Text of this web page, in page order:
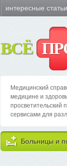
интересные статьи
ВСЁ
Медицинский
медицине и
просветительский
сервисами для
Больницы и